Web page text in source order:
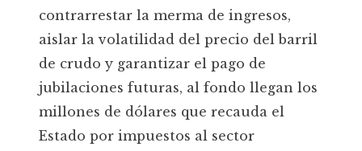
contrarrestar la merma de ingresos,
aislar la volatilidad del precio del barril
de crudo y garantizar el pago de
jubilaciones futuras, al fondo llegan los
millones de dólares que recauda el
Estado por impuestos al sector